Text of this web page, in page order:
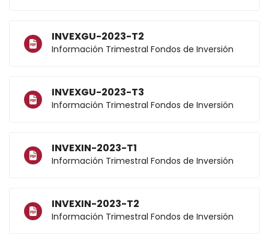
INVEXGU-2023-T2
Información Trimestral Fondos de Inversión
INVEXGU-2023-T3
Información Trimestral Fondos de Inversión
INVEXIN-2023-T1
Información Trimestral Fondos de Inversión
INVEXIN-2023-T2
Información Trimestral Fondos de Inversión